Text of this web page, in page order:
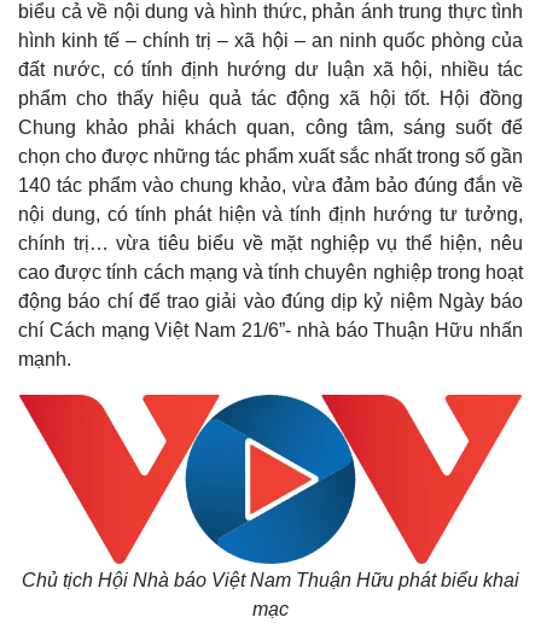
biểu cả về nội dung và hình thức, phản ánh trung thực tình
hình kinh tế – chính trị – xã hội – an ninh quốc phòng của
đất nước, có tính định hướng dư luận xã hội, nhiều tác
phẩm cho thấy hiệu quả tác động xã hội tốt. Hội đồng
Chung khảo phải khách quan, công tâm, sáng suốt để
chọn cho được những tác phẩm xuất sắc nhất trong số gần
140 tác phẩm vào chung khảo, vừa đảm bảo đúng đắn về
nội dung, có tính phát hiện và tính định hướng tư tưởng,
chính trị… vừa tiêu biểu về mặt nghiệp vụ thể hiện, nêu
cao được tính cách mạng và tính chuyên nghiệp trong hoạt
động báo chí để trao giải vào đúng dịp kỷ niệm Ngày báo
chí Cách mạng Việt Nam 21/6”- nhà báo Thuận Hữu nhấn
mạnh.
Chủ tịch Hội Nhà báo Việt Nam Thuận Hữu phát biểu khai
mạc